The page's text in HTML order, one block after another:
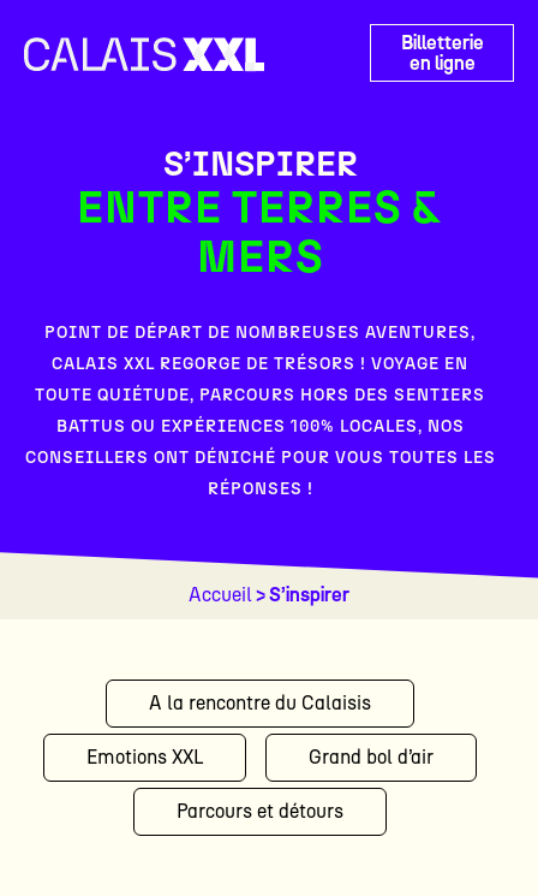
Billetterie
en ligne
S’INSPIRER
ENTRE TERRES &
MERS
POINT DE DÉPART DE NOMBREUSES AVENTURES,
CALAIS XXL REGORGE DE TRÉSORS ! VOYAGE EN
TOUTE QUIÉTUDE, PARCOURS HORS DES SENTIERS
BATTUS OU EXPÉRIENCES 100% LOCALES, NOS
CONSEILLERS ONT DÉNICHÉ POUR VOUS TOUTES LES
RÉPONSES !
Accueil> S’inspirer
A la rencontre du Calaisis
Emotions XXL Grand bol d’air
Parcours et détours